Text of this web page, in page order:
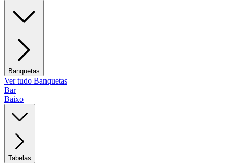
Banquetas
Ver tudo Banquetas
Bar
Baixo
Tabelas